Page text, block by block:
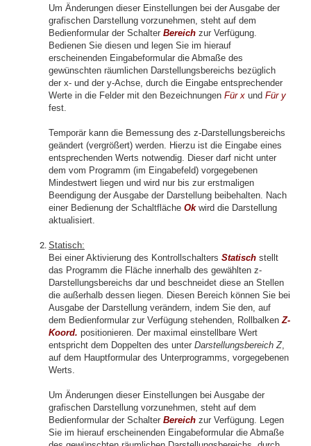
Um Änderungen dieser Einstellungen bei der Ausgabe der
grafischen Darstellung vorzunehmen, steht auf dem
Bedienformular der Schalter Bereich zur Verfügung.
Bedienen Sie diesen und legen Sie im hierauf
erscheinenden Eingabeformular die Abmaße des
gewünschten räumlichen Darstellungsbereichs bezüglich
der x- und der y-Achse, durch die Eingabe entsprechender
Werte in die Felder mit den Bezeichnungen Für x und Für y
fest.
Temporär kann die Bemessung des z-Darstellungsbereichs
geändert (vergrößert) werden. Hierzu ist die Eingabe eines
entsprechenden Werts notwendig. Dieser darf nicht unter
dem vom Programm (im Eingabefeld) vorgegebenen
Mindestwert liegen und wird nur bis zur erstmaligen
Beendigung der Ausgabe der Darstellung beibehalten. Nach
einer Bedienung der Schaltfläche Okwird die Darstellung
aktualisiert.
Statisch:
Bei einer Aktivierung des Kontrollschalters Statisch stellt
das Programm die Fläche innerhalb des gewählten z-
Darstellungsbereichs dar und beschneidet diese an Stellen
die außerhalb dessen liegen. Diesen Bereich können Sie bei
Ausgabe der Darstellung verändern, indem Sie den, auf
dem Bedienformular zur Verfügung stehenden, RollbalkenZ-
Koord. positionieren. Der maximal einstellbare Wert
entspricht dem Doppelten des unter Darstellungsbereich Z,
auf dem Hauptformular des Unterprogramms, vorgegebenen
Werts.
Um Änderungen dieser Einstellungen bei Ausgabe der
grafischen Darstellung vorzunehmen, steht auf dem
Bedienformular der Schalter Bereich zur Verfügung. Legen
Sie im hierauf erscheinenden Eingabeformular die Abmaße